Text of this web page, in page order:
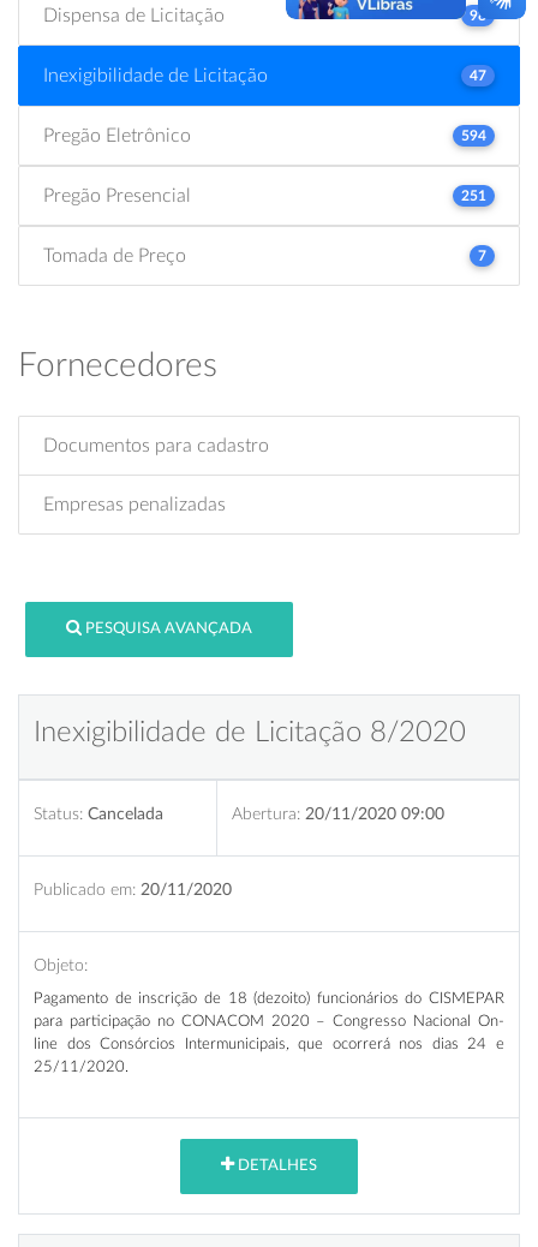
Dispensa de Licitação 98
Inexigibilidade de Licitação 47
Pregão Eletrônico 594
Pregão Presencial 251
Tomada de Preço 7
Fornecedores
Documentos para cadastro
Empresas penalizadas
PESQUISA AVANÇADA
Inexigibilidade de Licitação 8/2020
Status: Cancelada Abertura: 20/11/2020 09:00
Publicado em: 20/11/2020
Objeto:
Pagamento de inscrição de 18 (dezoito) funcionários do CISMEPAR
para participação no CONACOM 2020 – Congresso Nacional On-
line dos Consórcios Intermunicipais ,que ocorrerá nos dias 24 e
25/11/2020.
DETALHES